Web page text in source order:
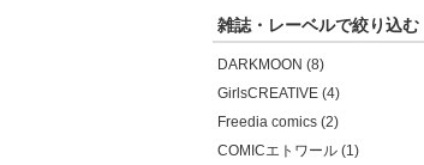
雑誌・レーベルで絞り込む
DARKMOON (8)
GirlsCREATIVE (4)
Freedia comics (2)
COMICエトワール (1)